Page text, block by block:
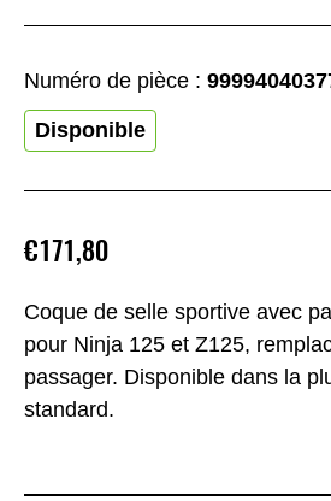
Coque de selle sportive avec
pour Ninja 125 et Z125,
passager. Disponible dans la
standard.
€171,80
Numéro de pièce :
Disponible